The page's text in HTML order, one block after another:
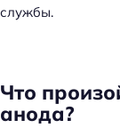
службы.
Что
анода?